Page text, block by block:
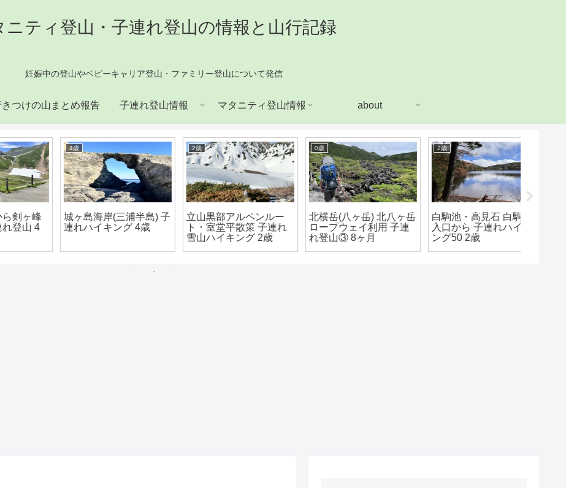
ニティ登山・子連れ登山の情報と山行記録
妊娠中の登山やベビーキャリア登山・ファミリー登山について発信
きつけの山まとめ報告 子連れ登山情報 マタニティ登山情報 about
峰
4
4歳
城ヶ島海岸(三浦半島) 子
連れハイキング 4歳
立山黒部アルペンルー
ト・室堂平散策 子連れ
雪山ハイキング 2歳
0歳
北横岳(八ヶ岳) 北八ヶ岳
ロープウェイ利用 子連
れ登山③ 8ヶ月
白駒池・高見石 白駒池
入口から 子連れハイキ
ング50 2歳